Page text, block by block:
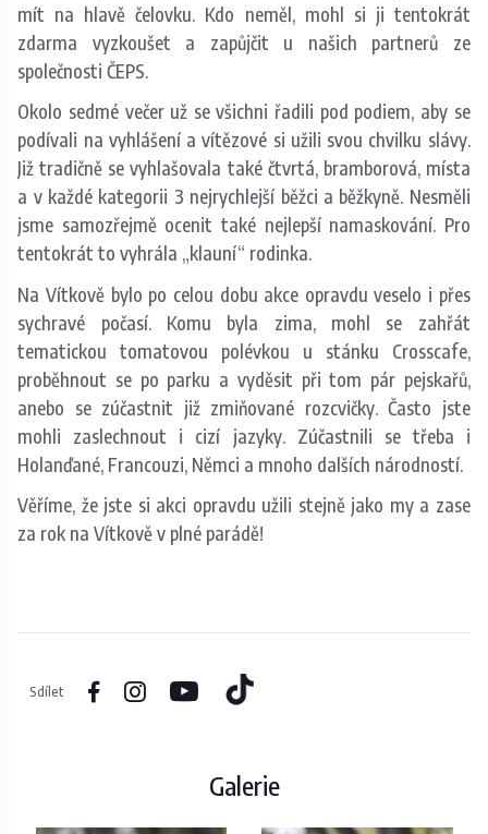
mít na hlavě čelovku. Kdo neměl, mohl si ji tentokrát
zdarma vyzkoušet a zapůjčit u našich partnerů ze
společnosti ČEPS.
Okolo sedmé večer už se všichni řadili pod podiem, aby se
podívali na vyhlášení a vítězové si užili svou chvilku slávy.
Již tradičně se vyhlašovala také čtvrtá, bramborová, místa
a v každé kategorii 3 nejrychlejší běžci a běžkyně. Nesměli
jsme samozřejmě ocenit také nejlepší namaskování. Pro
tentokrát to vyhrála „klauní“ rodinka.
Na Vítkově bylo po celou dobu akce opravdu veselo i přes
sychravé počasí. Komu byla zima, mohl se zahřát
tematickou tomatovou polévkou u stánku Crosscafe,
proběhnout se po parku a vyděsit při tom pár pejskařů,
anebo se zúčastnit již zmiňované rozcvičky. Často jste
mohli zaslechnout i cizí jazyky. Zúčastnili se třeba i
Holanďané, Francouzi, Němci a mnoho dalších národností.
Věříme, že jste si akci opravdu užili stejně jako my a zase
za rok na Vítkově v plné parádě!
Sdílet
Galerie